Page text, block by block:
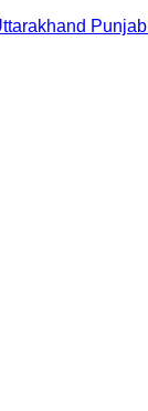
Punjab